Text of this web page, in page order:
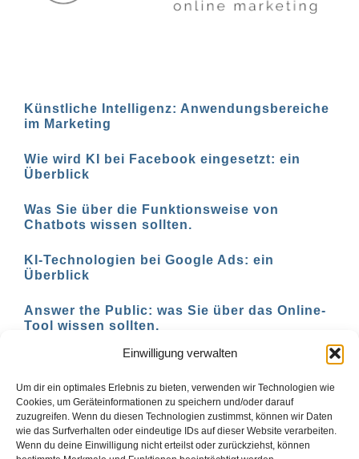
Einwilligung verwalten
Um dir ein optimales Erlebnis zu bieten, verwenden wir Technologien wie
Cookies, um Geräteinformationen zu speichern und/oder darauf
zuzugreifen. Wenn du diesen Technologien zustimmst, können wir Daten
wie das Surfverhalten oder eindeutige IDs auf dieser Website verarbeiten.
Wenn du deine Einwilligung nicht erteilst oder zurückziehst, können
Künstliche Intelligenz: Anwendungsbereiche
im Marketing
Wie wird KI bei Facebook eingesetzt: ein
Überblick
Was Sie über die Funktionsweise von
Chatbots wissen sollten.
KI-Technologien bei Google Ads: ein
Überblick
Answer the Public: was Sie über das Online-
Tool wissen sollten.
AI-basierte Tools für den Social-Media-
1 2 Vor